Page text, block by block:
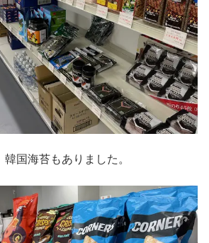
国海苔もありました。